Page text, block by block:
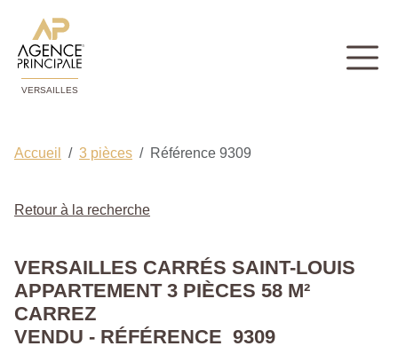
VERSAILLES
Accueil 3 pièces Référence 9309
Retour à la recherche
VERSAILLES CARRÉS SAINT-LOUIS
APPARTEMENT 3 PIÈCES 58 M²
CARREZ
VENDU - RÉFÉRENCE 9309